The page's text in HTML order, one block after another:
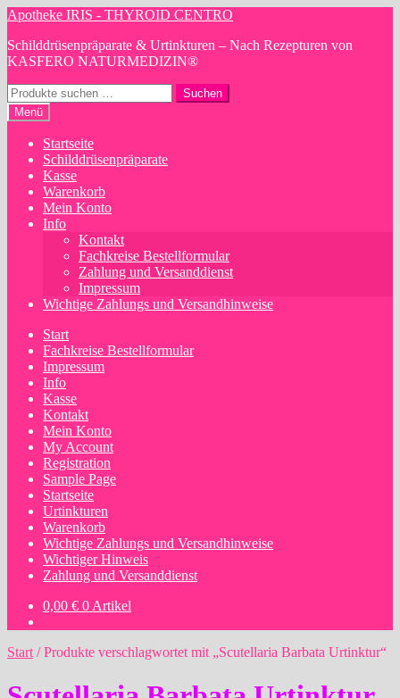
Zur
springen
Zum
springen
Apotheke IRIS - THYROID CENTRO
Schilddrüsenpräparate & Urtinkturen – Nach Rezepturen von
KASFERO NATURMEDIZIN®
Suchen
nach:
Suchen
Menü
Startseite
Schilddrüsenpräparate
Kasse
Warenkorb
Mein Konto
Info
Kontakt
Fachkreise Bestellformular
Zahlung und Versanddienst
Impressum
Wichtige Zahlungs und Versandhinweise
Start
Fachkreise Bestellformular
Impressum
Info
Kasse
Kontakt
Mein Konto
My Account
Registration
Sample Page
Startseite
Urtinkturen
Warenkorb
Wichtige Zahlungs und Versandhinweise
Wichtiger Hinweis
Zahlung und Versanddienst
0,00 € 0 Artikel
Start /Produkte verschlagwortet mit „Scutellaria Barbata Urtinktur“